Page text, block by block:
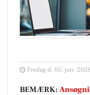
Fredag d. 05. jun.
BEMÆRK: